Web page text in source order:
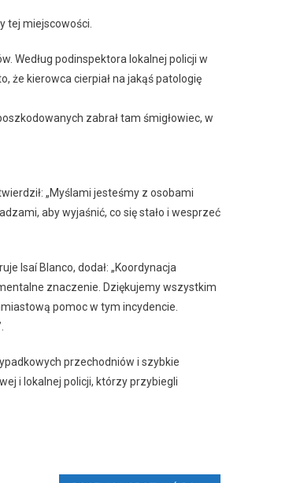
tej miejscowości.
Według podinspektora lokalnej policji w
że kierowca cierpiał na jakąś patologię
zabrał tam śmigłowiec, w
„Myślami jesteśmy z osobami
aby wyjaśnić, co się stało i wesprzeć
Isaí Blanco, dodał: „Koordynacja
znaczenie. Dziękujemy wszystkim
pomoc w tym incydencie.
przechodniów i szybkie
i lokalnej policji, którzy przybiegli